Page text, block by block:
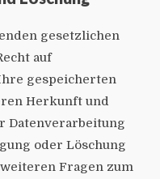
gesetzlichen
auf
gespeicherten
Herkunft und
Datenverarbeitung
oder Löschung
Fragen zum